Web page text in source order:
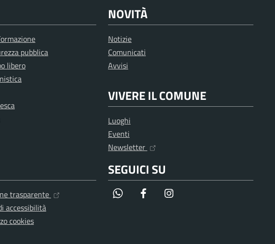
pubblica
libero
NOVITÀ
Notizie
Comunicati
Avvisi
VIVERE IL COMUNE
Luoghi
Eventi
Newsletter
trasparente
accessibilità
cookies
SEGUICI SU
WhatsApp Facebook